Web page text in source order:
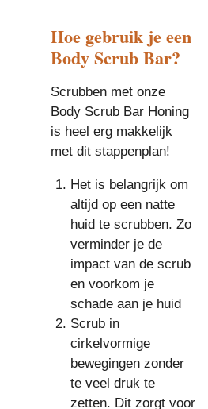
Hoe gebruik je een
Body Scrub Bar?
Scrubben met onze
Body Scrub Bar Honing
is heel erg makkelijk
met dit stappenplan!
Het is belangrijk om
altijd op een natte
huid te scrubben. Zo
verminder je de
impact van de scrub
en voorkom je
schade aan je huid
Scrub in
cirkelvormige
bewegingen zonder
te veel druk te
zetten. Dit zorgt voor